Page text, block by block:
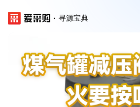
寻源宝典